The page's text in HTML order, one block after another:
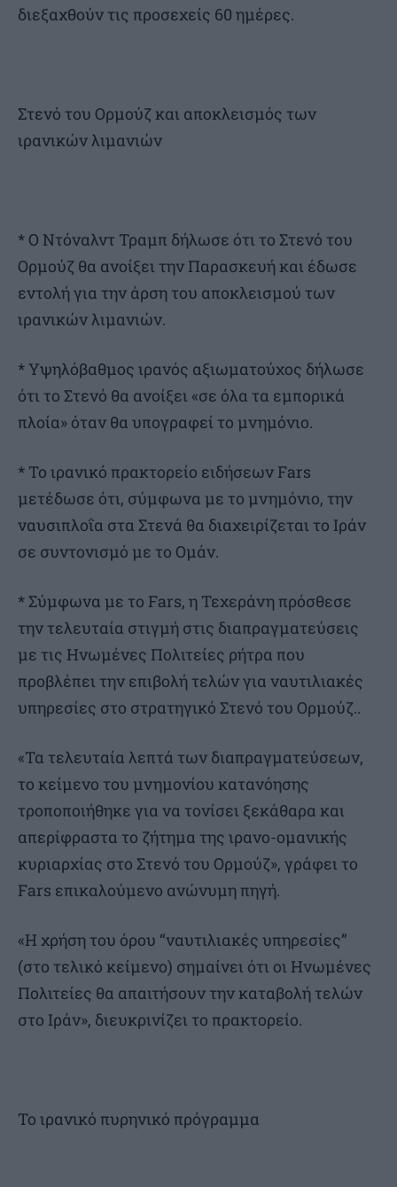
διεξαχθούν τις προσεχείς 60 ημέρες.
Στενό του Ορμούζ και αποκλεισμός των
ιρανικών λιμανιών
* Ο Ντόναλντ Τραμπ δήλωσε ότι το Στενό του
Ορμούζ θα ανοίξει την Παρασκευή και έδωσε
εντολή για την άρση του αποκλεισμού των
ιρανικών λιμανιών.
* Υψηλόβαθμος ιρανός αξιωματούχος δήλωσε
ότι το Στενό θα ανοίξει «σε όλα τα εμπορικά
πλοία» όταν θα υπογραφεί το μνημόνιο.
* Το ιρανικό πρακτορείο ειδήσεων Fars
μετέδωσε ότι, σύμφωνα με το μνημόνιο, την
ναυσιπλοΐα στα Στενά θα διαχειρίζεται το Ιράν
σε συντονισμό με το Ομάν.
* Σύμφωνα με το Fars, η Τεχεράνη πρόσθεσε
την τελευταία στιγμή στις διαπραγματεύσεις
με τις Ηνωμένες Πολιτείες ρήτρα που
προβλέπει την επιβολή τελών για ναυτιλιακές
υπηρεσίες στο στρατηγικό Στενό του Ορμούζ..
«Τα τελευταία λεπτά των διαπραγματεύσεων,
το κείμενο του μνημονίου κατανόησης
τροποποιήθηκε για να τονίσει ξεκάθαρα και
απερίφραστα το ζήτημα της ιρανο-ομανικής
κυριαρχίας στο Στενό του Ορμούζ», γράφει το
Fars επικαλούμενο ανώνυμη πηγή.
«Η χρήση του όρου “ναυτιλιακές υπηρεσίες”
(στο τελικό κείμενο) σημαίνει ότι οι Ηνωμένες
Πολιτείες θα απαιτήσουν την καταβολή τελών
στο Ιράν», διευκρινίζει το πρακτορείο.
Το ιρανικό πυρηνικό πρόγραμμα